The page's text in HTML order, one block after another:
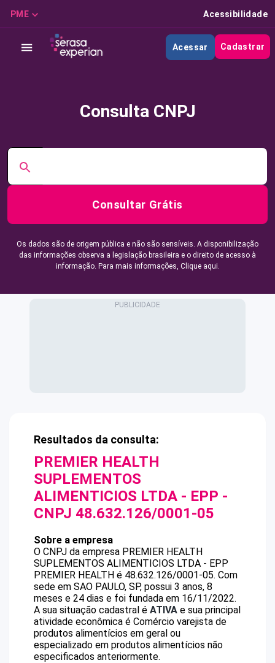
PME Acessibilidade
Acessar Cadastrar
Consulta CNPJ
Consultar Grátis
Os dados são de origem pública e não são sensíveis. A disponibilização
das informações observa a legislação brasileira e o direito de acesso à
informação. Para mais informações, Clique aqui.
Resultados da consulta:
PREMIER HEALTH
SUPLEMENTOS
ALIMENTICIOS LTDA - EPP -
CNPJ 48.632.126/0001-05
Sobre a empresa
O CNPJ da empresa PREMIER HEALTH
SUPLEMENTOS ALIMENTICIOS LTDA - EPP
PREMIER HEALTH é 48.632.126/0001-05. Com
sede em SAO PAULO, SP, possui 3 anos, 8
meses e 24 dias e foi fundada em 16/11/2022.
A sua situação cadastral é ATIVA e sua principal
atividade econômica é Comércio varejista de
produtos alimentícios em geral ou
especializado em produtos alimentícios não
especificados anteriormente.